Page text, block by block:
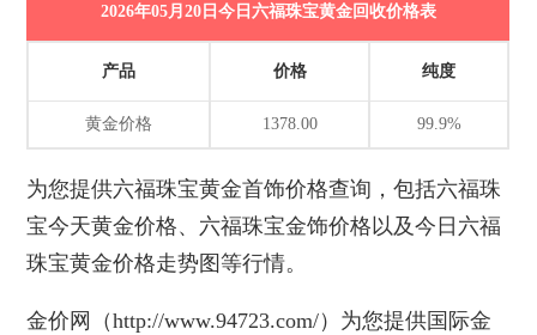
2026年05月20日今日六福珠宝黄金回收价格表
产品 价格 纯度
黄金价格 1378.00 99.9%
为您提供六福珠宝黄金首饰价格查询，包括六福珠
宝今天黄金价格、六福珠宝金饰价格以及今日六福
珠宝黄金价格走势图等行情。
金价网
（http://www.94723.com/）为您提供国际金